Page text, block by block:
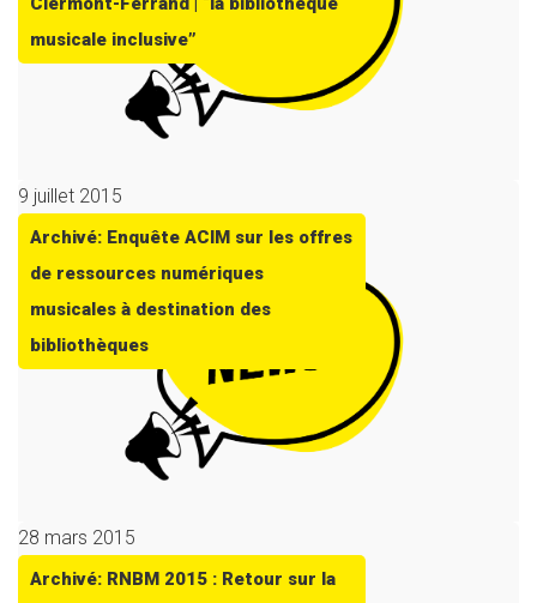
musicale inclusive”
9 juillet 2015
Archivé: Enquête ACIM sur les offres
de ressources numériques
musicales à destination des
bibliothèques
28 mars 2015
Archivé: RNBM 2015 : Retour sur la